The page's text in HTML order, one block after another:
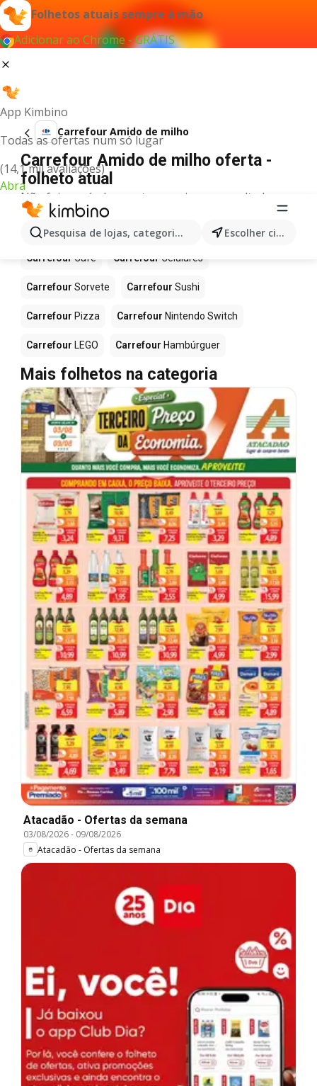
Folhetos atuais sempre à mão
Adicionar ao Chrome - GRÁTIS
App Kimbino
Todas as ofertas num só lugar
(14,1 mil avaliações)
Abra
Pesquisa de lojas, categorias,produtos... Escolher cidade
Carrefour Amido de milho
Carrefour Amido de milho oferta -
folheto atual
Não foi possível encontrar quaisquer resultados
para este termo.
Mais produtos em Carrefour
Carrefour Café Carrefour Celulares
Carrefour Sorvete Carrefour Sushi
Carrefour Pizza Carrefour Nintendo Switch
Carrefour LEGO Carrefour Hambúrguer
Mais folhetos na categoria
Atacadão - Ofertas da semana
03/08/2026- 09/08/2026
Atacadão - Ofertas da semana